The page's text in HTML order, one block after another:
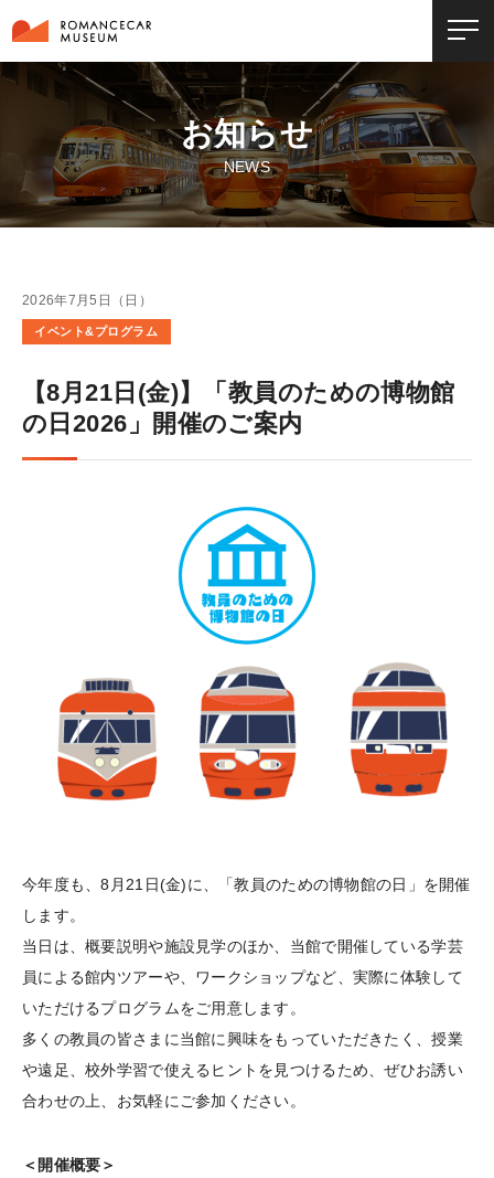
お知らせ
NEWS
2026年7月5日（日）
イベント&プログラム
【8月21日(金)】「教員のための博物館
の日2026」開催のご案内
今年度も、8月21日(金)に、「教員のための博物館の日」を開催
します。
当日は、概要説明や施設見学のほか、当館で開催している学芸
員による館内ツアーや、ワークショップなど、実際に体験して
いただけるプログラムをご用意します。
多くの教員の皆さまに当館に興味をもっていただきたく、授業
や遠足、校外学習で使えるヒントを見つけるため、ぜひお誘い
合わせの上、お気軽にご参加ください。
＜開催概要＞